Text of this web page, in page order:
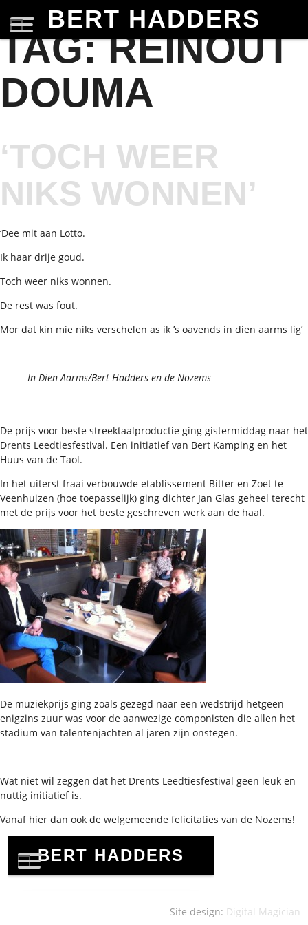
BERT HADDERS
TAG:REINOUT
DOUMA
‘TOCH WEER
NIKS WONNEN’
‘Dee mit aan Lotto.
Ik haar drije goud.
Toch weer niks wonnen.
De rest was fout.
Mor dat kin mie niks verschelen as ik ’s oavends in dien aarms lig’
In Dien Aarms/Bert Hadders en de Nozems
De prijs voor beste streektaalproductie ging gistermiddag naar het
Drents Leedtiesfestival. Een initiatief van Bert Kamping en het
Huus van de Taol.
In het uiterst fraai verbouwde etablissement Bitter en Zoet te
Veenhuizen (hoe toepasselijk) ging dichter Jan Glas geheel terecht
met de prijs voor het beste geschreven werk aan de haal.
De muziekprijs ging zoals gezegd naar een wedstrijd hetgeen
enigzins zuur was voor de aanwezige componisten die allen het
stadium van talentenjachten al jaren zijn onstegen.
Wat niet wil zeggen dat het Drents Leedtiesfestival geen leuk en
nuttig initiatief is.
Vanaf hier dan ook de welgemeende felicitaties van de Nozems!
Site design: Digital Magician